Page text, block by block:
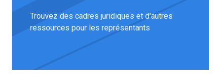
Trouvez des cadres juridiques et d'autres
ressources pour les représentants